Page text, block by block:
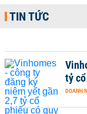
TIN TỨC
tỷ
DOANH